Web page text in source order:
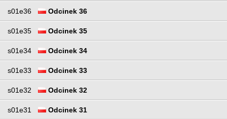
s01e36 Odcinek 36
s01e35 Odcinek 35
s01e34 Odcinek 34
s01e33 Odcinek 33
s01e32 Odcinek 32
s01e31 Odcinek 31